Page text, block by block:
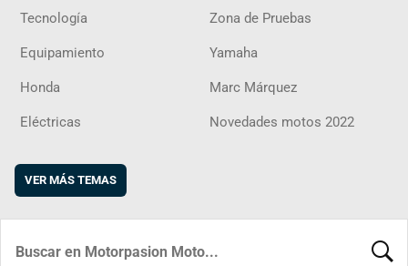
Tecnología Zona de Pruebas
Equipamiento Yamaha
Honda Marc Márquez
Eléctricas Novedades motos 2022
VER MÁS TEMAS